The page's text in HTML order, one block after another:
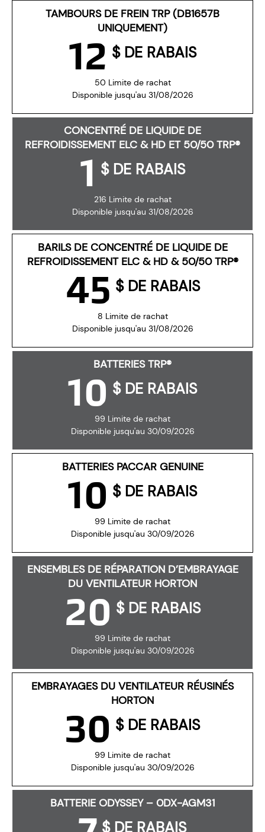
TAMBOURS DE FREIN TRP (DB1657B
UNIQUEMENT)
50 Limite de rachat
Disponible jusqu'au 31/08/2026
12 $ DE RABAIS
CONCENTRÉ DE LIQUIDE DE
REFROIDISSEMENT ELC & HD ET 50/50 TRP®
216 Limite de rachat
Disponible jusqu'au 31/08/2026
1 $ DE RABAIS
BARILS DE CONCENTRÉ DE LIQUIDE DE
REFROIDISSEMENT ELC & HD & 50/50 TRP®
8 Limite de rachat
Disponible jusqu'au 31/08/2026
45 $ DE RABAIS
BATTERIES TRP®
99 Limite de rachat
Disponible jusqu'au 30/09/2026
10 $ DE RABAIS
BATTERIES PACCAR GENUINE
99 Limite de rachat
Disponible jusqu'au 30/09/2026
10 $ DE RABAIS
ENSEMBLES DE RÉPARATION D’EMBRAYAGE
DU VENTILATEUR HORTON
99 Limite de rachat
Disponible jusqu'au 30/09/2026
20 $ DE RABAIS
EMBRAYAGES DU VENTILATEUR RÉUSINÉS
HORTON
99 Limite de rachat
Disponible jusqu'au 30/09/2026
30 $ DE RABAIS
BATTERIE ODYSSEY – 0DX-AGM31
$ DE RABAIS